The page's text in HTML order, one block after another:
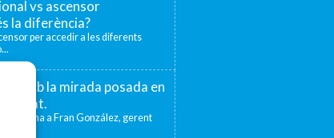
vs ascensor
la diferència?
per accedir a les diferents
amb la mirada posada en
Girona a Fran González, gerent